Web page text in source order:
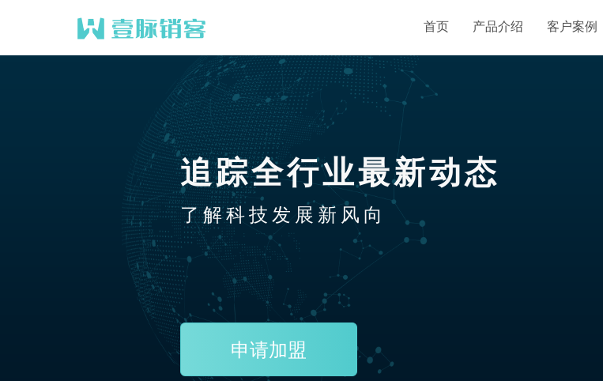
首页 产品介绍 客户案例
追踪全行业最新动态
了解科技发展新风向
申请加盟